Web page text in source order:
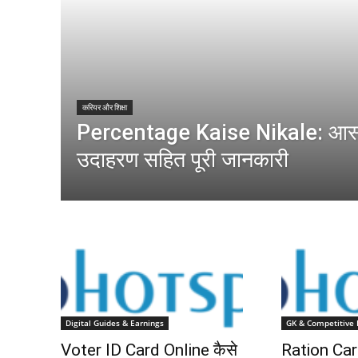
करियर और शिक्षा
Percentage Kaise Nikale:
उदाहरण सहित पूरी जानकारी
Digital Guides & Earnings
Voter ID Card Online कैसे
GK & Competitive
Ration